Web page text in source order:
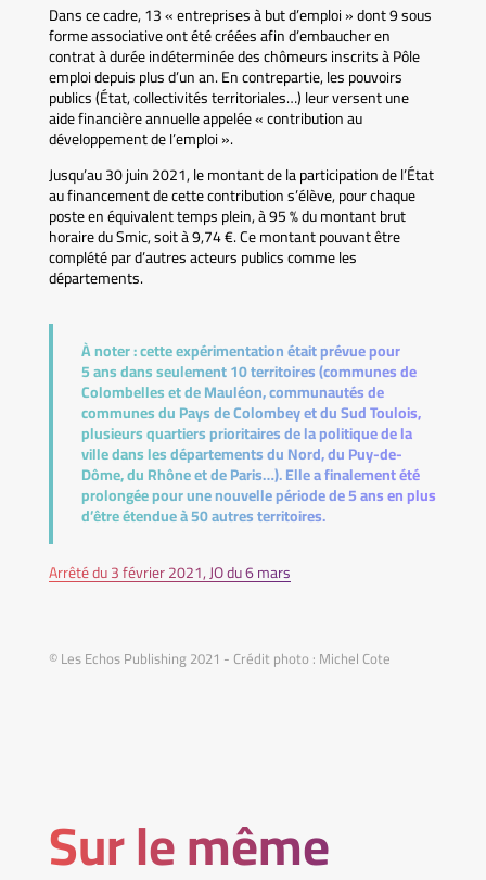
Dans ce cadre, 13 « entreprises à but d’emploi » dont 9 sous
forme associative ont été créées afin d’embaucher en
contrat à durée indéterminée des chômeurs inscrits à Pôle
emploi depuis plus d’un an. En contrepartie, les pouvoirs
publics (État, collectivités territoriales…) leur versent une
aide financière annuelle appelée « contribution au
développement de l’emploi ».
Jusqu’au 30 juin 2021, le montant de la participation de l’État
au financement de cette contribution s’élève, pour chaque
poste en équivalent temps plein, à 95 % du montant brut
horaire du Smic, soit à 9,74 €. Ce montant pouvant être
complété par d’autres acteurs publics comme les
départements.
À noter :cette expérimentation était prévue pour
5 ans dans seulement 10 territoires (communes de
Colombelles et de Mauléon, communautés de
communes du Pays de Colombey et du Sud Toulois,
plusieurs quartiers prioritaires de la politique de la
ville dans les départements du Nord, du Puy-de-
Dôme, du Rhône et de Paris…). Elle a finalement été
prolongée pour une nouvelle période de 5 ans en plus
d’être étendue à 50 autres territoires.
Arrêté du 3 février 2021, JO du 6 mars
© Les Echos Publishing 2021 - Crédit photo : Michel Cote
Sur le même